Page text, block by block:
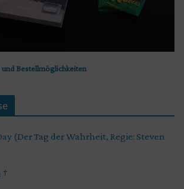
Bestellmöglichkeiten
(Der Tag der Wahrheit, Regie: Steven
†